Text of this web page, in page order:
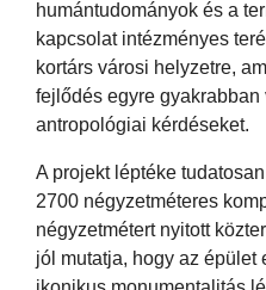
humántudományok és a
kapcsolat intézményes
kortárs városi helyzetre,
fejlődés egyre gyakrabban
antropológiai kérdéseket.
A projekt léptéke
2700 négyzetméteres
négyzetmétert nyitott
jól mutatja, hogy az épület